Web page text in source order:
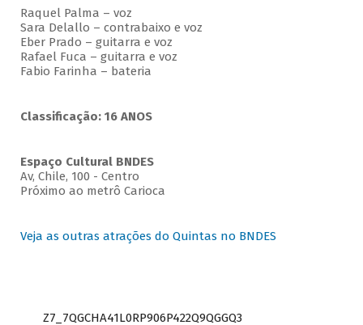
Raquel Palma – voz
Sara Delallo – contrabaixo e voz
Eber Prado – guitarra e voz
Rafael Fuca – guitarra e voz
Fabio Farinha – bateria
Classificação: 16 ANOS
Espaço Cultural BNDES
Av, Chile, 100 - Centro
Próximo ao metrô Carioca
Veja as outras atrações do Quintas no BNDES
Z7_7QGCHA41L0RP906P422Q9QGGQ3